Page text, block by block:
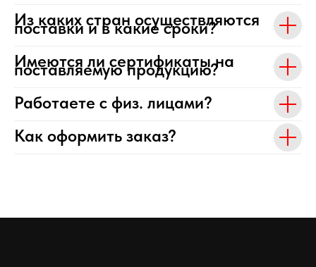
Из каких стран осуществляются
поставки и в какие сроки?
Имеются ли сертификаты на
поставляемую продукцию?
Работаете с физ. лицами?
Как оформить заказ?